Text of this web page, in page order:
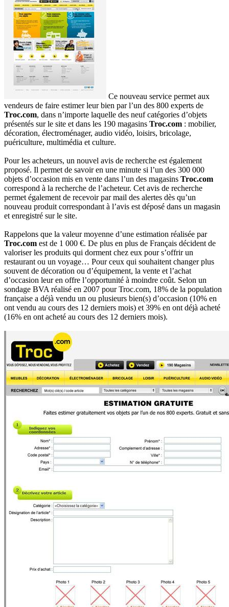
Ce nouveau service permet aux
vendeurs de faire estimer leur bien par l’un des 800 experts de
Troc.com, dans n’importe laquelle des neuf catégories d’objets
présentés sur le site et dans les 190 magasins Troc.com : mobilier,
décoration, électroménager, audio vidéo, loisirs, bricolage,
puériculture, multimédia et culture.
Pour les acheteurs, un nouvel avis de recherche est également
proposé. Il permet de savoir en une minute si l’un des 300 000
objets d’occasion mis en vente dans l’un des magasins Troc.com
correspond à la recherche de l’acheteur. Cet avis de recherche
permet également de recevoir par mail des alertes dès qu’un
nouveau produit correspondant à l’avis est déposé dans un magasin
et enregistré sur le site.
Rappelons que la valeur moyenne d’une estimation réalisée par
Troc.com est de 1 000 €. De plus en plus de Français décident de
valoriser les produits qui dorment chez eux pour s’offrir un
restaurant ou un voyage… Pour ceux qui souhaitent changer plus
souvent de décoration ou d’équipement, la vente et l’achat
d’occasion leur en offre l’opportunité à moindre coût. Selon un
sondage BVA réalisé en 2007 pour Troc.com, 18% de la population
française a déjà vendu un ou plusieurs bien(s) d’occasion (10% en
ont vendu au cours des 12 derniers mois) et 39% en ont déjà acheté
(16% en ont acheté au cours des 12 derniers mois).